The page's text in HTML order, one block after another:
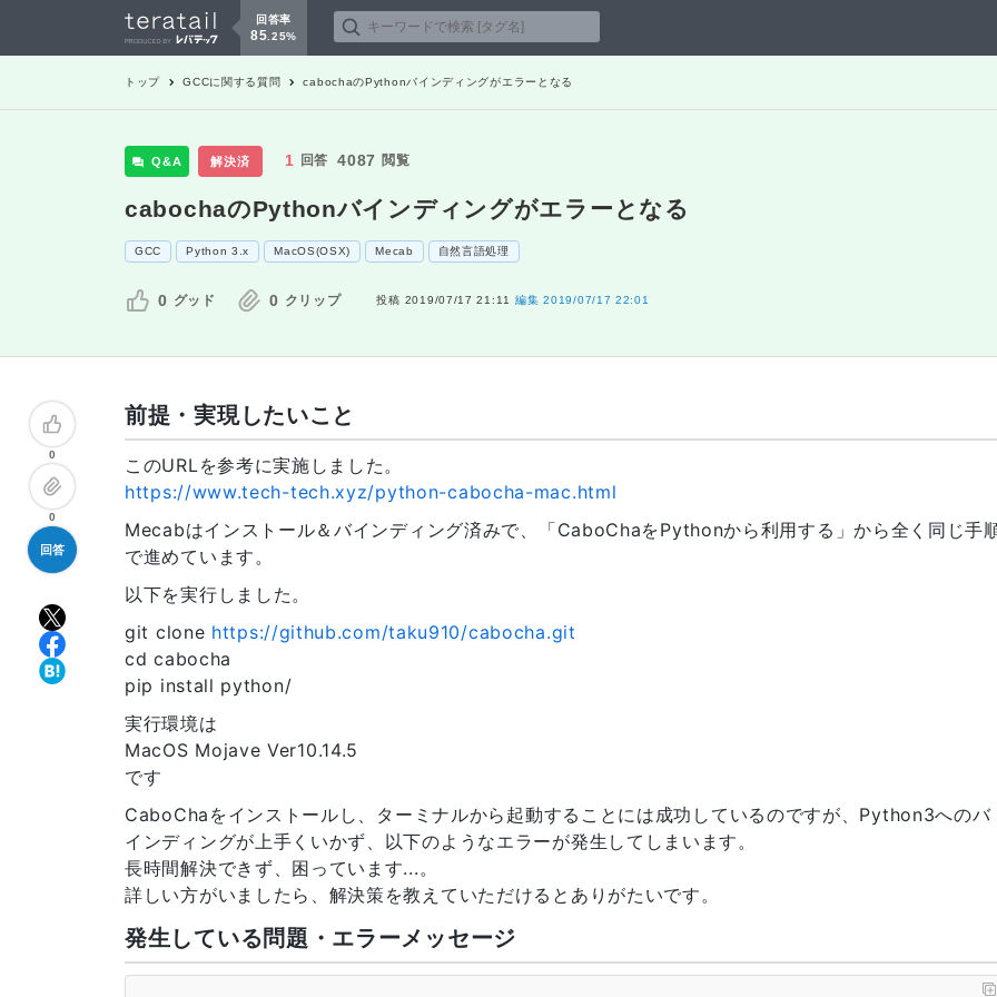
回答率
85 25%
トップ GCCに関する質問 cabochaのPythonバインディングがエラーとなる
Q&A 解決済 1 回答 4087 閲覧
cabochaのPythonバインディングがエラーとなる
GCC Python 3.x MacOS(OSX) Mecab 自然言語処理
0 グッド 0 クリップ 投稿 2019/07/17 21:11 編集 2019/07/17 22:01
0
0
回答
前提・実現したいこと
このURLを参考に実施しました。
https://www.tech-tech.xyz/python-cabocha-mac.html
Mecabはインストール＆バインディング済みで、「CaboChaをPythonから利用する」から全く同じ手
で進めています。
以下を実行しました。
git clone https://github.com/taku910/cabocha.git
cd cabocha
pip install python/
実行環境は
MacOS Mojave Ver10.14.5
です
CaboChaをインストールし、ターミナルから起動することには成功しているのですが、Python3へのバ
インディングが上手くいかず、以下のようなエラーが発生してしまいます。
長時間解決できず、困っています...。
詳しい方がいましたら、解決策を教えていただけるとありがたいです。
発生している問題・エラーメッセージ